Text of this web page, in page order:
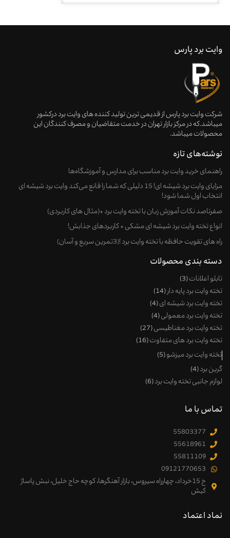
وایت برد پارس
شرکت وایت برد پارس از قدیمی ترین تولید کننده های وایت برد درکشور
میباشد.که در مرکز بازار تهران در خدمت متقاضیان و مصرف کنندگان این
محصولات میباشد.
نوشته‌های تازه
راهنمای خرید وایت‌ برد مناسب برای مدارس و آموزشگاه‌ها
مزایای وایت برد شیشه ای! 15 دلیلی که شما را قانع می‌کند وایت برد شیشه ای
انتخاب اول شما شود!
صفرتاصد نکات آموزش زبان با تخته وایت برد +(مثال های کاربردی)
انواع تخته وایت برد شیشه ای مشکی + کاربردهای جذابش!
راه های تقویت حافظه با تخته وایت برد !(3تمرین سریع و آسان)
دسته بندی محصولات
تابلو اعلانات 3
تخته وایت برد پایه دار 14
تخته وایت برد شیشه ای 4
تخته وایت برد معمولی 4
تخته وایت برد مغناطیسی 27
تخته وایت برد های متفاوت 16
تخته وایت برد میزشو 5
گرین برد 4
لوازم جانبی تخته وایت برد 6
تماس با ما
55803377
55618961
55811109
09121770653
خ 15خرداد، چهارراه سیروس، بازار آهنگرها، کوچه حاج خلیل، نبش پاساژ
کیش
نماد اعتماد